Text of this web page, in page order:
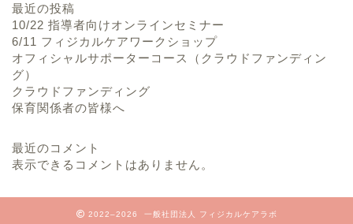
最近の投稿
10/22 指導者向けオンラインセミナー
6/11 フィジカルケアワークショップ
オフィシャルサポーターコース（クラウドファンディン
グ）
クラウドファンディング
保育関係者の皆様へ
最近のコメント
表示できるコメントはありません。
2022–2026 一般社団法人 フィジカルケアラボ